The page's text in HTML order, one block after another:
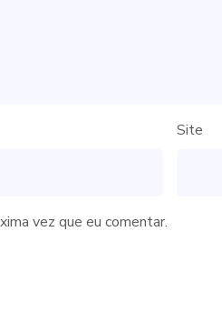
Site
vez que eu comentar.